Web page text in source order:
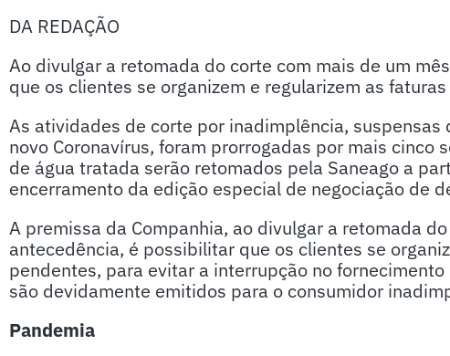
DA REDAÇÃO
Ao divulgar a retomada do corte com mais de um
que os clientes se organizem e regularizem as
As atividades de corte por inadimplência,
novo Coronavírus, foram prorrogadas por mais cinco
de água tratada serão retomados pela Saneago a
encerramento da edição especial de negociação de
A premissa da Companhia, ao divulgar a retomada
antecedência, é possibilitar que os clientes se
pendentes, para evitar a interrupção no
são devidamente emitidos para o consumidor
Pandemia